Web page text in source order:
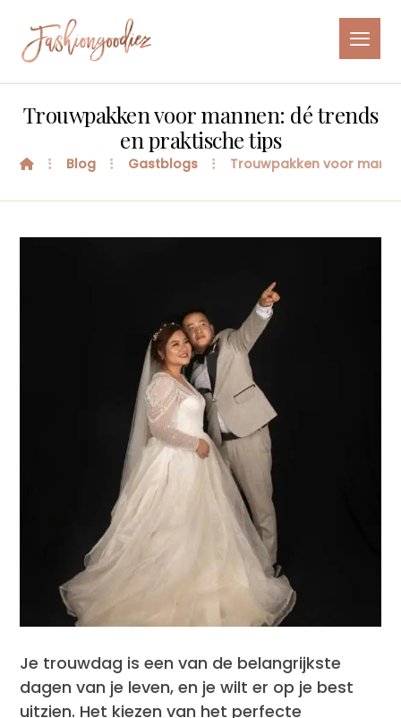
Trouwpakken voor mannen: dé trends
en praktische tips
Blog Gastblogs Trouwpakken voor
Je trouwdag is een van de belangrijkste
dagen van je leven, en je wilt er op je best
uitzien. Het kiezen van het perfecte